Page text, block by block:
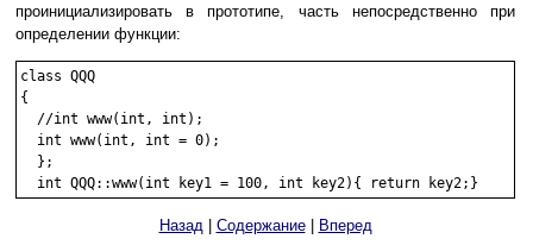
проинициализировать в прототипе, часть непосредственно при
определении функции:
class QQQ
{
  //int www(int, int);
  int www(int, int = 0);
  };
Назад| Содержание| Вперед